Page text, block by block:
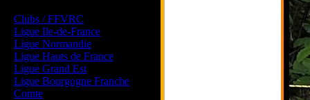
Clubs / FFVRC
Ligue Ile-de-France
Ligue Normandie
Ligue Hauts de France
Ligue Grand Est
Ligue Bourgogne Franche
Comte